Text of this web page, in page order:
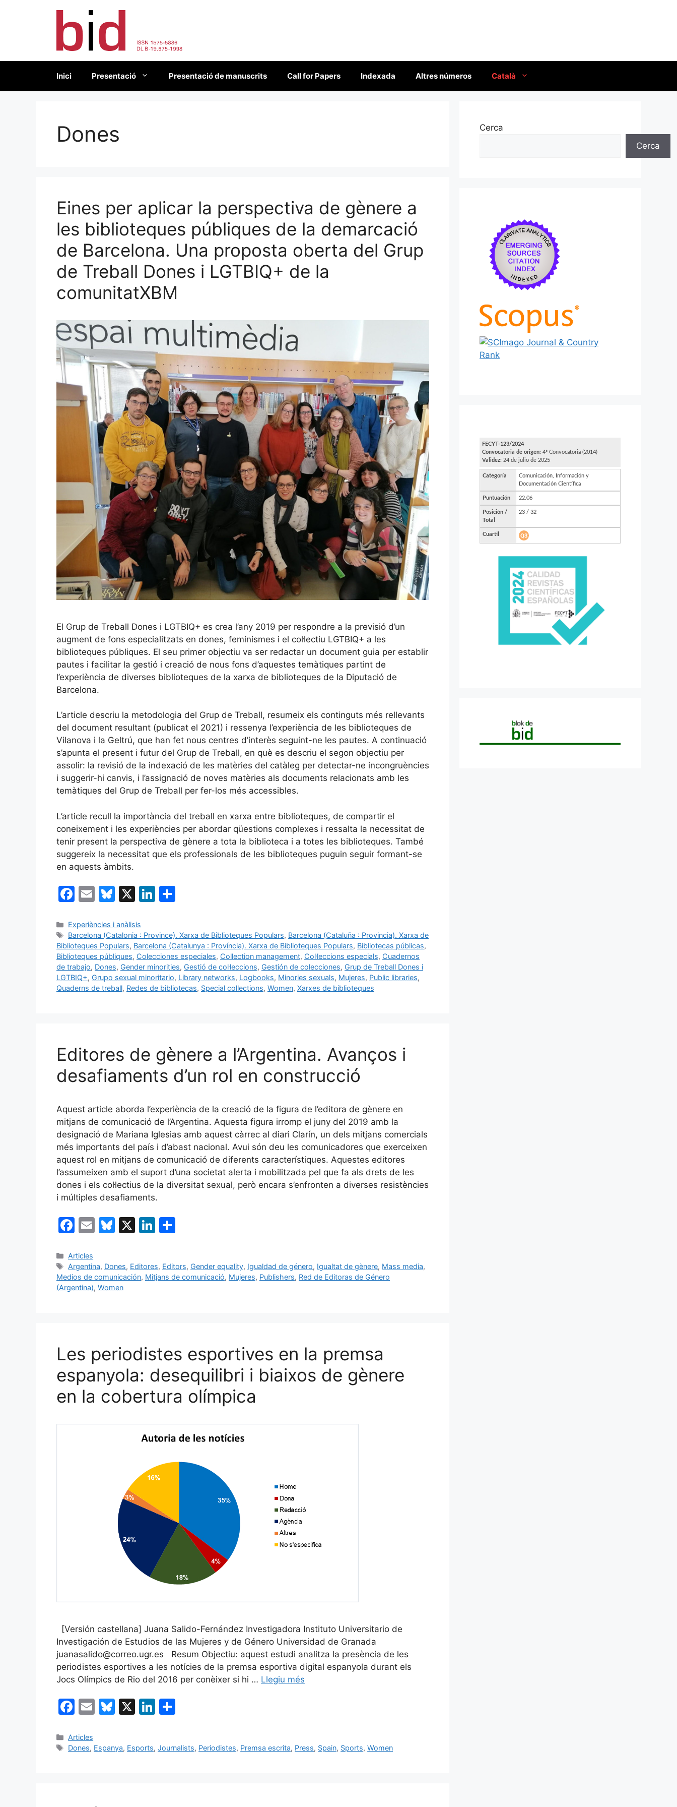
Inici Presentació Presentació de manuscrits Call for Papers Indexada Altres números Català
Dones
Eines per aplicar la perspectiva de gènere a
les biblioteques públiques de la demarcació
de Barcelona. Una proposta oberta del Grup
de Treball Dones i LGTBIQ+ de la
comunitatXBM
El Grup de Treball Dones i LGTBIQ+ es crea l’any 2019 per respondre a la previsió d’un
augment de fons especialitzats en dones, feminismes i el col·lectiu LGTBIQ+ a les
biblioteques públiques. El seu primer objectiu va ser redactar un document guia per establir
pautes i facilitar la gestió i creació de nous fons d’aquestes temàtiques partint de
l’experiència de diverses biblioteques de la xarxa de biblioteques de la Diputació de
Barcelona.
L’article descriu la metodologia del Grup de Treball, resumeix els continguts més rellevants
del document resultant (publicat el 2021) i ressenya l’experiència de les biblioteques de
Vilanova i la Geltrú, que han fet nous centres d’interès seguint-ne les pautes. A continuació
s’apunta el present i futur del Grup de Treball, en què es descriu el segon objectiu per
assolir: la revisió de la indexació de les matèries del catàleg per detectar-ne incongruències
i suggerir-hi canvis, i l’assignació de noves matèries als documents relacionats amb les
temàtiques del Grup de Treball per fer-los més accessibles.
L’article recull la importància del treball en xarxa entre biblioteques, de compartir el
coneixement i les experiències per abordar qüestions complexes i ressalta la necessitat de
tenir present la perspectiva de gènere a tota la biblioteca i a totes les biblioteques. També
suggereix la necessitat que els professionals de les biblioteques puguin seguir formant-se
en aquests àmbits.
F
c
e
b
o
o
E
ai
l
Bl
e
s
k
y
X
Li
e
dI
n
p
ar
te
ix
Categories
Experiències i anàlisis
Etiquetes
Barcelona (Catalonia : Province). Xarxa de Biblioteques Populars, Barcelona (Cataluña : Provincia). Xarxa de
Biblioteques Populars, Barcelona (Catalunya : Província). Xarxa de Biblioteques Populars, Bibliotecas públicas,
Biblioteques públiques, Colecciones especiales, Collection management, Col·leccions especials, Cuadernos
de trabajo, Dones, Gender minorities, Gestió de col·leccions, Gestión de colecciones, Grup de Treball Dones i
LGTBIQ+, Grupo sexual minoritario, Library networks, Logbooks, Minories sexuals, Mujeres, Public libraries,
Quaderns de treball, Redes de bibliotecas, Special collections, Women, Xarxes de biblioteques
Editores de gènere a l’Argentina. Avanços i
desafiaments d’un rol en construcció
Aquest article aborda l’experiència de la creació de la figura de l’editora de gènere en
mitjans de comunicació de l’Argentina. Aquesta figura irromp el juny del 2019 amb la
designació de Mariana Iglesias amb aquest càrrec al diari Clarín, un dels mitjans comercials
més importants del país i d’abast nacional. Avui són deu les comunicadores que exerceixen
aquest rol en mitjans de comunicació de diferents característiques. Aquestes editores
l’assumeixen amb el suport d’una societat alerta i mobilitzada pel que fa als drets de les
dones i els col·lectius de la diversitat sexual, però encara s’enfronten a diverses resistències
i múltiples desafiaments.
F
c
e
b
E
l
Bl
s
k
X
Li
e p
Categories
Articles
Etiquetes
Argentina, Dones, Editores, Editors, Gender equality, Igualdad de género, Igualtat de gènere, Mass media,
Medios de comunicación, Mitjans de comunicació, Mujeres, Publishers, Red de Editoras de Género
(Argentina), Women
Les periodistes esportives en la premsa
espanyola: desequilibri i biaixos de gènere
en la cobertura olímpica
[Versión castellana] Juana Salido-Fernández Investigadora Instituto Universitario de
Investigación de Estudios de las Mujeres y de Género Universidad de Granada
juanasalido@correo.ugr.es Resum Objectiu: aquest estudi analitza la presència de les
periodistes esportives a les notícies de la premsa esportiva digital espanyola durant els
Jocs Olímpics de Rio del 2016 per conèixer si hi … Llegiu més
F
c
e
E
l
Bl
s
X
Li
e p
Categories
Articles
Etiquetes
Dones, Espanya, Esports,Journalists, Periodistes, Premsa escrita, Press, Spain, Sports,Women
Cerca
Cerca